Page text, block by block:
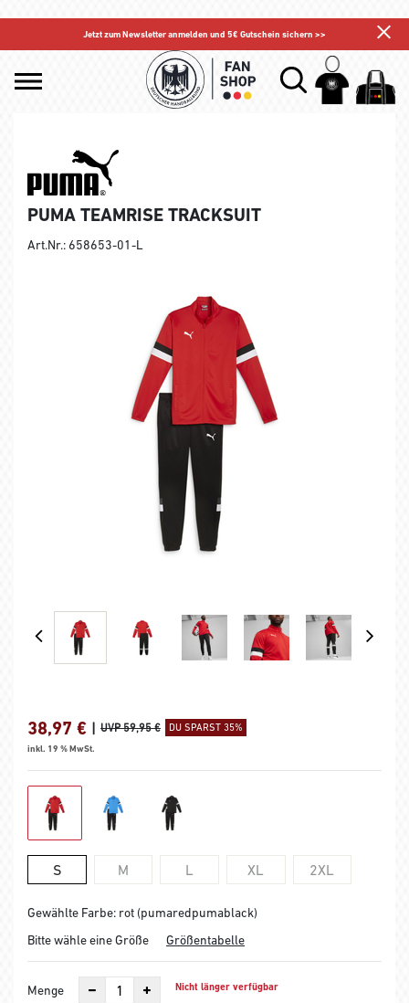
Jetzt zum Newsletter anmelden und 5€ Gutschein sichern >>
PUMA TEAMRISE TRACKSUIT
Art.Nr.: 658653-01-L
38,97 € | UVP 59,95 € DU SPARST 35%
inkl. 19 % MwSt.
S M L XL 2XL
Gewählte Farbe: rot (pumaredpumablack)
Bitte wähle eine Größe
Größentabelle
Menge Nicht länger verfügbar